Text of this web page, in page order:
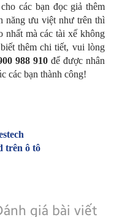
các bạn đọc giả thêm
năng ưu việt như trên thì
nhất mà các tài xế không
thêm chi tiết, vui lòng
988 910để được nhân
các bạn thành công!
trên ô tô
giá bài viết